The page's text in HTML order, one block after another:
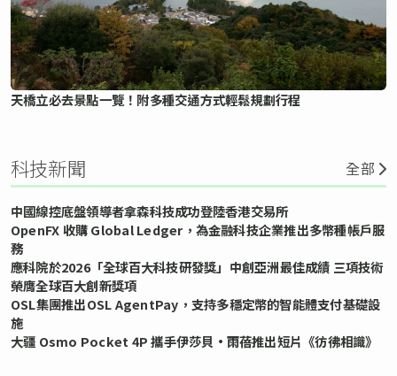
天橋立必去景點一覽！附多種交通方式輕鬆規劃行程
科技新聞 全部
中國線控底盤領導者拿森科技成功登陸香港交易所
OpenFX 收購 Global Ledger，為金融科技企業推出多幣種帳戶服
務
應科院於2026「全球百大科技研發獎」中創亞洲最佳成績 三項技術
榮膺全球百大創新獎項
OSL集團推出OSL AgentPay，支持多穩定幣的智能體支付基礎設
施
大疆 Osmo Pocket 4P 攜手伊莎貝•雨蓓推出短片《彷彿相識》